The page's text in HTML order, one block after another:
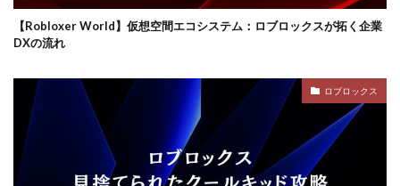
【Robloxer World】仮想空間エコシステム：ロブロックスが拓く企業
DXの流れ
ロブロックス